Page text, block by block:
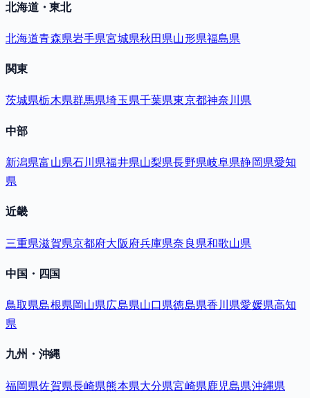
北海道・東北
北海道青森県岩手県宮城県秋田県山形県福島県
関東
茨城県栃木県群馬県埼玉県千葉県東京都神奈川県
中部
新潟県富山県石川県福井県山梨県長野県岐阜県静岡県愛知
県
近畿
三重県滋賀県京都府大阪府兵庫県奈良県和歌山県
中国・四国
鳥取県島根県岡山県広島県山口県徳島県香川県愛媛県高知
県
九州・沖縄
福岡県佐賀県長崎県熊本県大分県宮崎県鹿児島県沖縄県